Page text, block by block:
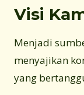
Visi
Menjadi
menyajikan
yang